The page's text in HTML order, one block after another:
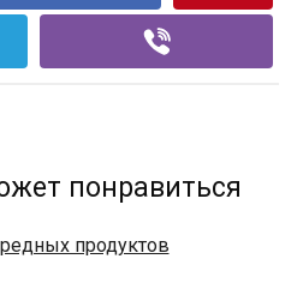
понравиться